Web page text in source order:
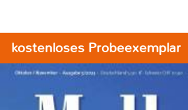
kostenloses Probeexemplar